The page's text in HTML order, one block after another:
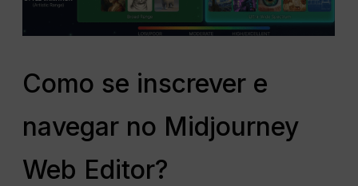
Como se inscrever e
navegar no Midjourney
Web Editor?